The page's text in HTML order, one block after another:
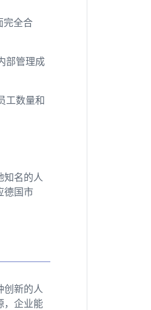
完全合
部管理成
工数量和
知名的人
德国市
创新的人
，企业能